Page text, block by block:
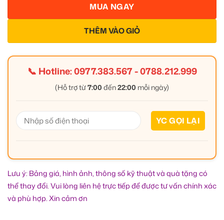
THÊM VÀO GIỎ
MUA NGAY
📞 Hotline:0977.383.567-0788.212.999
(Hỗ trợ từ7:00 đến22:00 mỗi ngày)
Lưu ý: Bảng giá, hình ảnh, thông số kỹ thuật và quà tặng có
thể thay đổi. Vui lòng liên hệ trực tiếp để được tư vấn chính xác
và phù hợp. Xin cảm ơn